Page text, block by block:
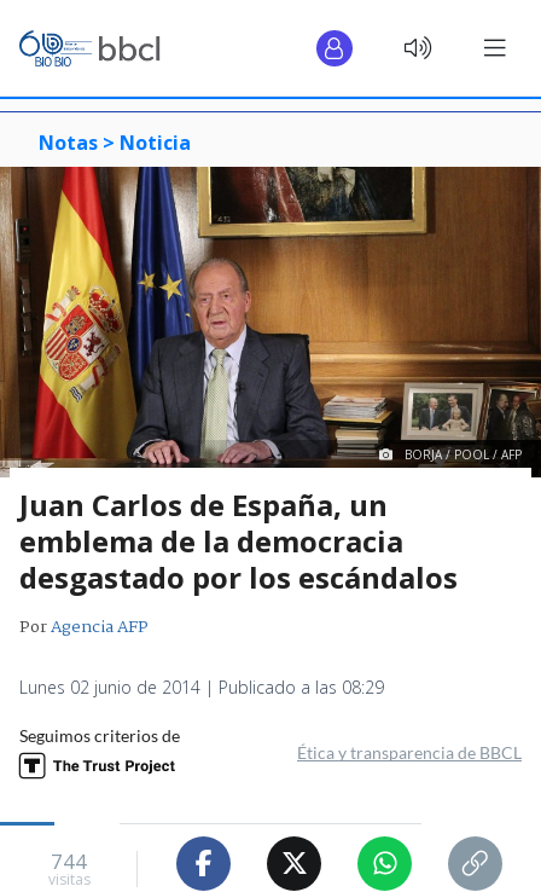
Notas > Noticia
BORJA / POOL / AFP
Juan Carlos de España, un
emblema de la democracia
desgastado por los escándalos
PorAgencia AFP
Lunes 02 junio de 2014 | Publicado a las 08:29
Seguimos criterios de
Ética y transparencia de BBCL
744
visitas